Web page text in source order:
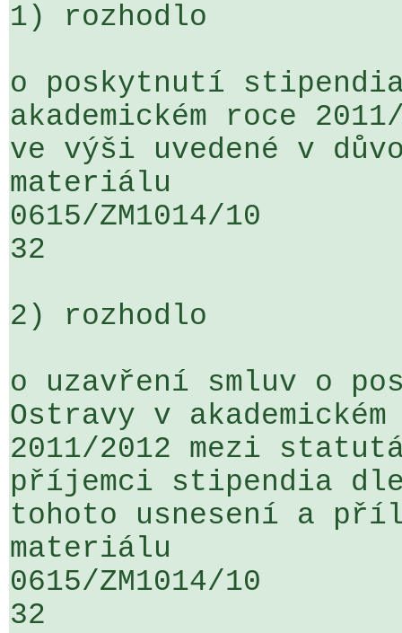
1) rozhodlo
o poskytnutí
akademickém roce
ve výši uvedené v
materiálu
0615/ZM1014/10
32
2) rozhodlo
o uzavření smluv o
Ostravy v
2011/2012 mezi
příjemci stipendia
tohoto usnesení a
materiálu
0615/ZM1014/10
32